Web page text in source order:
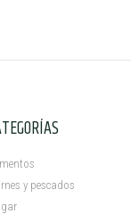
y pescados